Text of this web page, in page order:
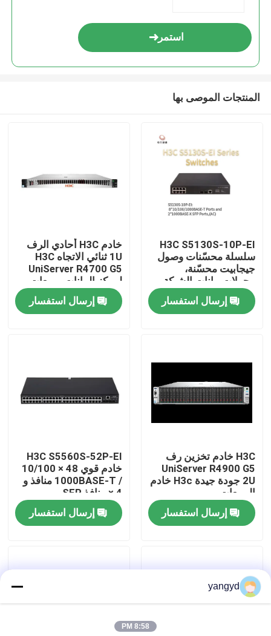
المنزل
حولنا
جولة في المصنع
اتصل بنا
أخبار
VR Show
استمر
المنتجات الموصى بها
H3C S5130S-10P-EI
سلسلة محسّنات وصول
جيجابيت محسّنة،
محولات بيانات الشبكة،
موردي محولات الشبكة
المدارةإرسال استفسار
خادم H3C أحادي الرف
1U ثنائي الاتجاه H3C
UniServer R4700 G5
لمركز البيانات، مبيعات
موزع خوادم H3C
إرسال استفسار
H3C خادم تخزين رف
UniServer R4900 G5
2U جودة جيدة H3c خادم
المبيعات
إرسال استفسار
H3C S5560S-52P-EI
خادم قوي 48 × 10/100
/ 1000BASE-T منافذ و
4 × منافذ SFP
إرسال استفسار
yangyd
8:58 PM